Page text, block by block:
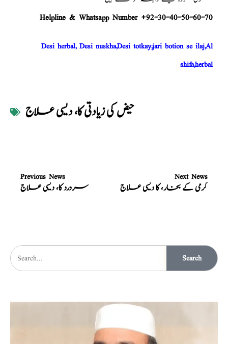
Helpline & Whatsapp Number +92-30-40-50-60-70
Desi herbal, Desi nuskha,Desi totkay,jari botion se ilaj,Al
shifa,herbal
حیض کی زیادتی کا، دیسی علاج
Previous News
سردرد کا، دیسی علاج
Next News
گرمی کے بخار، کا دیسی علاج
Search